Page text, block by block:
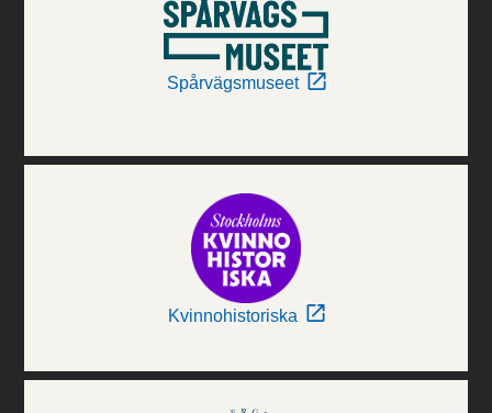
Spårvägsmuseet
Kvinnohistoriska